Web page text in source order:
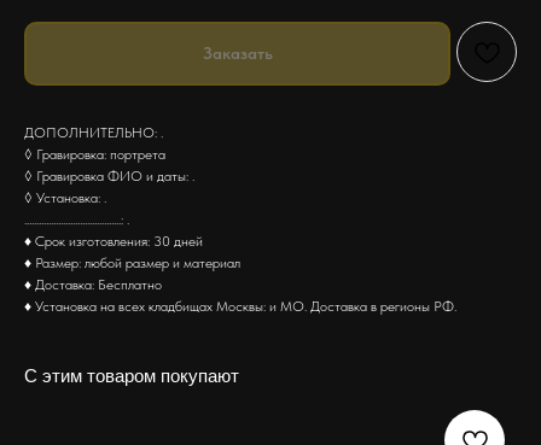
Заказать
ДОПОЛНИТЕЛЬНО: .
◊ Гравировка: портрета
◊ Гравировка ФИО и даты: .
◊ Установка: .
........................................: .
♦ Срок изготовления: 30 дней
♦ Размер: любой размер и материал
♦ Доставка: Бесплатно
♦ Установка на всех кладбищах Москвы: и МО. Доставка в регионы РФ.
С этим товаром покупают